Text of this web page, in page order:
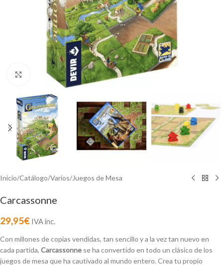
Click to enlarge
Inicio/Catálogo/Varios/Juegos de Mesa
Carcassonne
29,95€ IVA inc.
Con millones de copias vendidas, tan sencillo y a la vez tan nuevo en
cada partida, Carcassonne se ha convertido en todo un clásico de los
juegos de mesa que ha cautivado al mundo entero. Crea tu propio